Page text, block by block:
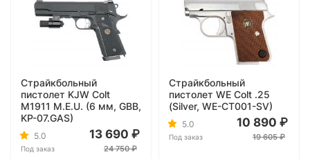
Страйкбольный
пистолет KJW Colt
M1911 M.E.U. (6 мм, GBB,
KP-07.GAS)
5.0
Под заказ
13 690
24 750
Страйкбольный
пистолет WE Сolt .25
(Silver, WE-CT001-SV)
5.0
Под заказ
10 890
19 605